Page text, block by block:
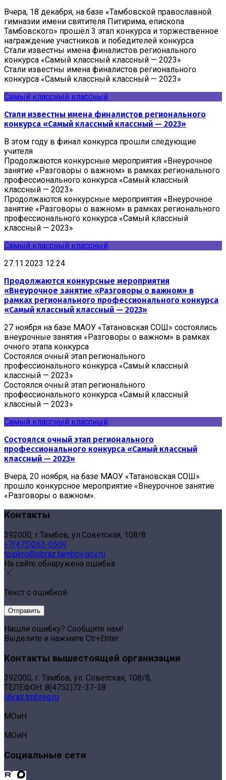
Вчера, 18 декабря, на базе «Тамбовской православной
гимназии имени святителя Питирима, епископа
Тамбовского» прошёл 3 этап конкурса и торжественное
награждение участников и победителей конкурса
Стали известны имена финалистов регионального
конкурса «Самый классный классный — 2023»
Стали известны имена финалистов регионального
конкурса «Самый классный классный — 2023»
Самый классный классный
Стали известны имена финалистов регионального
конкурса «Самый классный классный — 2023»
В этом году в финал конкурса прошли следующие
учителя
Продолжаются конкурсные мероприятия «Внеурочное
занятие «Разговоры о важном» в рамках регионального
профессионального конкурса «Самый классный
классный — 2023»
Продолжаются конкурсные мероприятия «Внеурочное
занятие «Разговоры о важном» в рамках регионального
профессионального конкурса «Самый классный
классный — 2023»
Самый классный классный
27.11.2023 12:24
Продолжаются конкурсные мероприятия
«Внеурочное занятие «Разговоры о важном» в
рамках регионального профессионального конкурса
«Самый классный классный — 2023»
27 ноября на базе МАОУ «Татановская СОШ» состоялись
внеурочные занятия «Разговоры о важном» в рамках
очного этапа конкурса
Состоялся очный этап регионального
профессионального конкурса «Самый классный
классный — 2023»
Состоялся очный этап регионального
профессионального конкурса «Самый классный
классный — 2023»
Самый классный классный
Состоялся очный этап регионального
профессионального конкурса «Самый классный
классный — 2023»
Вчера, 20 ноября, на базе МАОУ «Татановская СОШ»
прошло конкурсное мероприятие «Внеурочное занятие
«Разговоры о важном».
Контакты
392000, г.Тамбов, ул.Советская, 108/8
+7(475)263-0509
toipkro@obraz.tambov.gov.ru
На сайте обнаружена ошибка
Текст с ошибкой
Нашли ошибку? Сообщите нам!
Выделите и нажмите Ctr+Enter
Контакты вышестоящей организации
392000, г. Тамбов, ул. Советская, 108/8,
ТЕЛЕФОН: 8(4752)72-37-38
obraz.tmbreg.ru
МОиН
МОиН
Социальные сети